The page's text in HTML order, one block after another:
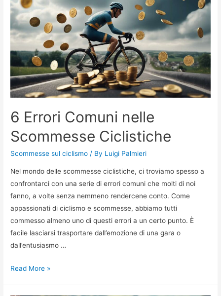
la
Ricerca
6 Errori Comuni nelle
Scommesse Ciclistiche
Scommesse sul ciclismo / By Luigi Palmieri
Nel mondo delle scommesse ciclistiche, ci troviamo spesso a
confrontarci con una serie di errori comuni che molti di noi
fanno, a volte senza nemmeno rendercene conto. Come
appassionati di ciclismo e scommesse, abbiamo tutti
commesso almeno uno di questi errori a un certo punto. È
facile lasciarsi trasportare dall’emozione di una gara o
dall’entusiasmo …
6
Read More »